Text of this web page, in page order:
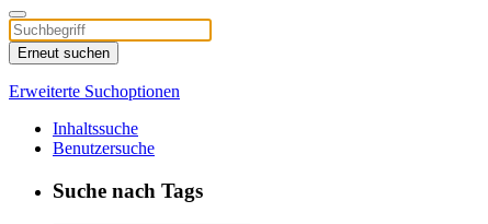
Erneut suchen
Erweiterte Suchoptionen
Inhaltssuche
Benutzersuche
Suche nach Tags